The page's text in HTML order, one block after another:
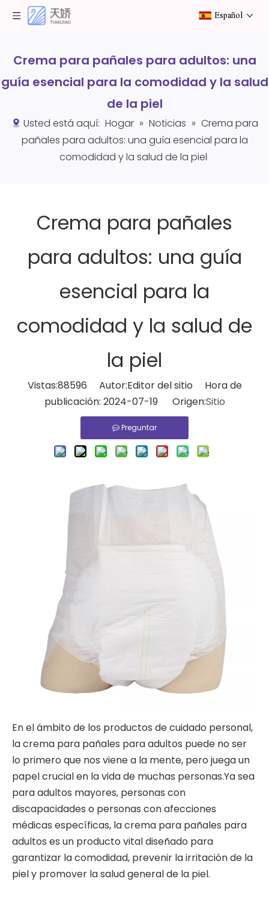
Español
Crema para pañales para adultos: una
guía esencial para la comodidad y la salud
de la piel
Usted está aquí: Hogar » Noticias » Crema para
pañales para adultos: una guía esencial para la
comodidad y la salud de la piel
Crema para pañales
para adultos: una guía
esencial para la
comodidad y la salud de
la piel
Vistas:88596 Autor:Editor del sitio Hora de
publicación: 2024-07-19 Origen:Sitio
Preguntar
En el ámbito de los productos de cuidado personal,
la crema para pañales para adultos puede no ser
lo primero que nos viene a la mente, pero juega un
papel crucial en la vida de muchas personas.Ya sea
para adultos mayores, personas con
discapacidades o personas con afecciones
médicas específicas, la crema para pañales para
adultos es un producto vital diseñado para
garantizar la comodidad, prevenir la irritación de la
piel y promover la salud general de la piel.